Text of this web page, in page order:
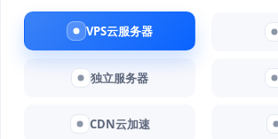
VPS云服务器
独立服务器
CDN云加速